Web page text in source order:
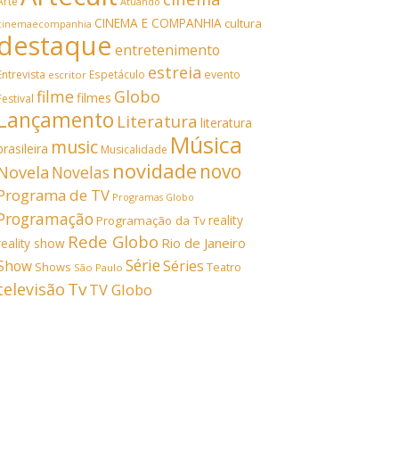
CINEMA E COMPANHIAcultura
entretenimento
escritor Espetáculo estreia evento
filmefilmes Globo
Literatura literatura
music Musicalidade Música
Novelas novidade novo
de TV Programas Globo
Programação da Tvreality
show Rede Globo Rio de Janeiro
Shows São Paulo SérieSéries Teatro
TvTV Globo